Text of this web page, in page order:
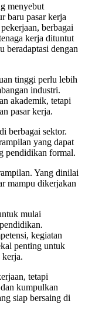
menyebut
baru pasar kerja
berbagai
kerja dituntut
beradaptasi dengan
tinggi perlu lebih
industri.
akademik, tetapi
pasar kerja.
berbagai sektor.
yang dapat
pendidikan formal.
Yang dinilai
mampu dikerjakan
mulai
kegiatan
penting untuk
kerja.
tetapi
kumpulkan
siap bersaing di